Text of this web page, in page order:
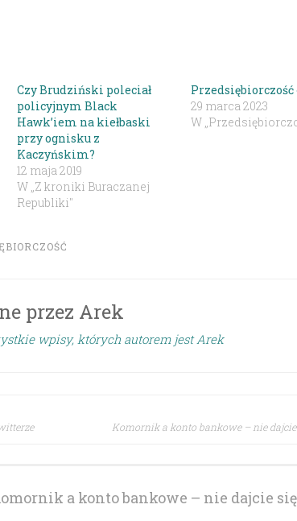
Czy Brudziński poleciał
policyjnym Black
Hawk’iem na kiełbaski
przy ognisku z
Kaczyńskim?
12 maja 2019
W „Z kroniki Buraczanej
Republiki"
Przedsiębiorczość
29 marca 2023
W
przez Arek
wpisy, których autorem jest Arek
Komornik a konto bankowe – nie dajcie
a konto bankowe – nie dajcie